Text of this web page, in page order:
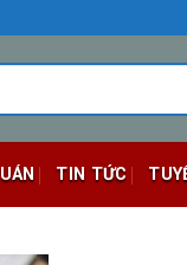
TIN TỨC